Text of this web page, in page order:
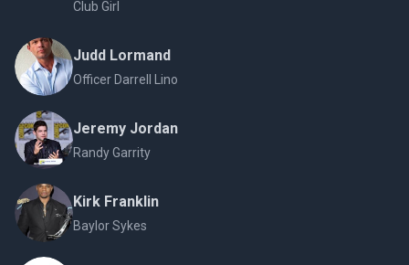
Club Girl
Judd Lormand
Officer Darrell Lino
Jeremy Jordan
Randy Garrity
Kirk Franklin
Baylor Sykes